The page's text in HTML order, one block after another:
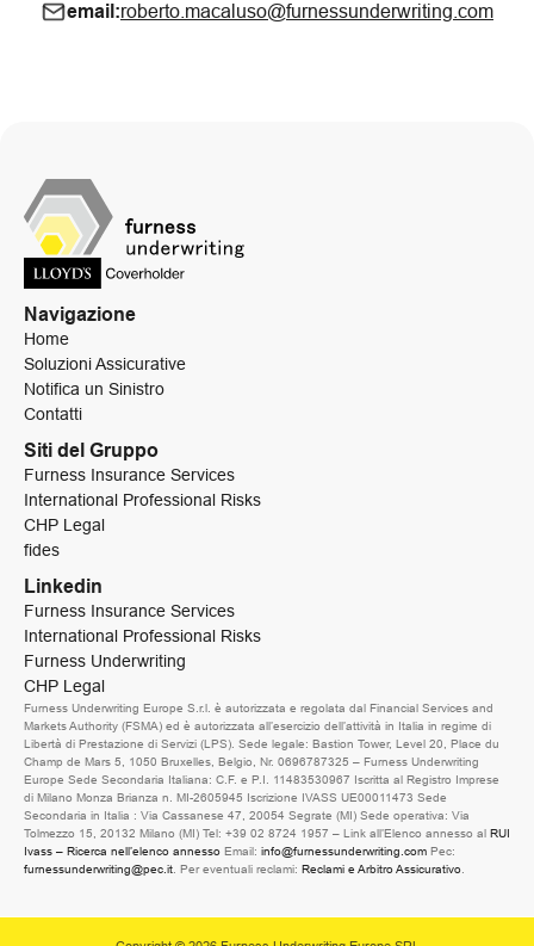
email:roberto.macaluso@furnessunderwriting.com
Navigazione
Home
Soluzioni Assicurative
Notifica un Sinistro
Contatti
Siti del Gruppo
Furness Insurance Services
International Professional Risks
CHP Legal
fides
Linkedin
Furness Insurance Services
International Professional Risks
Furness Underwriting
CHP Legal
Furness Underwriting Europe S.r.l. è autorizzata e regolata dal Financial Services and
Markets Authority (FSMA) ed è autorizzata all’esercizio dell’attività in Italia in regime di
Libertà di Prestazione di Servizi (LPS). Sede legale: Bastion Tower, Level 20, Place du
Champ de Mars 5, 1050 Bruxelles, Belgio, Nr. 0696787325 – Furness Underwriting
Europe Sede Secondaria Italiana: C.F. e P.I. 11483530967 Iscritta al Registro Imprese
di Milano Monza Brianza n. MI-2605945 Iscrizione IVASS UE00011473 Sede
Secondaria in Italia : Via Cassanese 47, 20054 Segrate (MI) Sede operativa: Via
Tolmezzo 15, 20132 Milano (MI) Tel: +39 02 8724 1957 – Link all’Elenco annesso al RUI
Ivass – Ricerca nell’elenco annesso Email: info@furnessunderwriting.com Pec:
furnessunderwriting@pec.it . Per eventuali reclami: Reclami e Arbitro Assicurativo